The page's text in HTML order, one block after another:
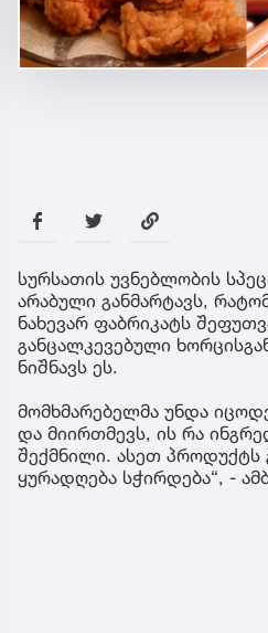
სურსათის უვნებლობის
არაბული განმარტავს,
ნახევარ ფაბრიკატს
განცალკევებული
ნიშნავს ეს.
მომხმარებელმა უნდა
და მიირთმევს, ის რა
შექმნილი. ასეთ პროდუქტს
ყურადღება სჭირდება“, -